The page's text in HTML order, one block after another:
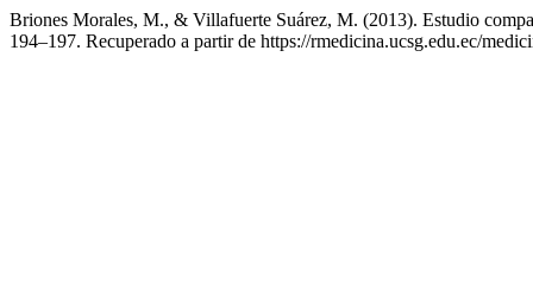
Briones Morales, M., & Villafuerte Suárez, M. (2013). Estudio
194–197. Recuperado a partir de https://rmedicina.ucsg.edu.ec/